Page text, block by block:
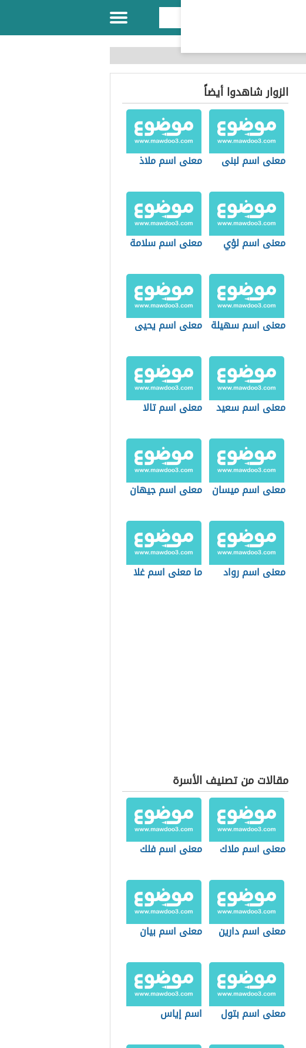
الزوار شاهدوا أيضاً
معنى اسم لبنى معنى اسم ملاذ
معنى اسم لؤي معنى اسم سلامة
معنى اسم سهيلة معنى اسم يحيى
معنى اسم سعيد معنى اسم تالا
معنى اسم ميسان معنى اسم جيهان
معنى اسم رواد ما معنى اسم غلا
مقالات من تصنيف الأسرة
معنى اسم ملاك معنى اسم فلك
معنى اسم دارين معنى اسم بيان
معنى اسم بتول اسم إياس